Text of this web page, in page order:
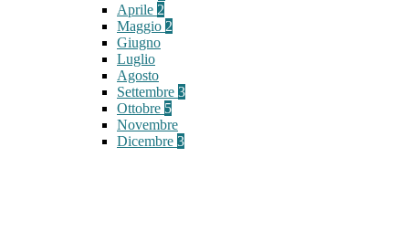
Aprile 2
Maggio 2
Giugno
Luglio
Agosto
Settembre 3
Ottobre 5
Novembre
Dicembre 3